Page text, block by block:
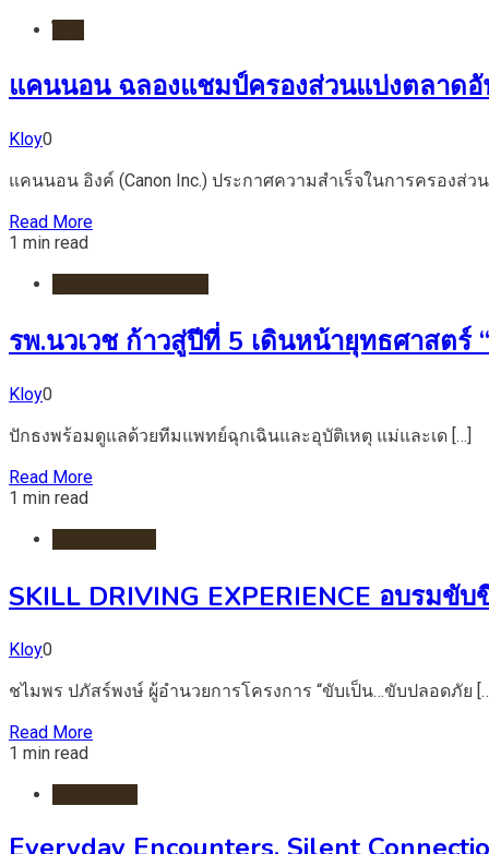
แคนนอน ฉลองแชมป์ครองส่วนแบ่งตลาด
Kloy0
แคนนอน อิงค์ (Canon Inc.) ประกาศความสำเร็จในการครองส่ว
Read More
1 min read
รพ.นวเวช ก้าวสู่ปีที่ 5 เดินหน้ายุทธศาสตร์
Kloy0
ปักธงพร้อมดูแลด้วยทีมแพทย์ฉุกเฉินและอุบัติเหตุ แม่และเด […]
Read More
1 min read
SKILL DRIVING EXPERIENCE อบรม
Kloy0
ชไมพร ปภัสร์พงษ์ ผู้อำนวยการโครงการ “ขับเป็น…ขับปลอดภัย
Read More
1 min read